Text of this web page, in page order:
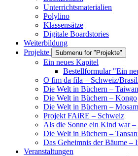
Unterrichtsmaterialien
Polylino
Klassensätze
Digitale Boardstories
Weiterbildung
Projekte
Submenu for "Projekte"
Ein neues Kapitel
Bestellformular "Ein
O fim da fila – Schweiz/
Die Welt in Büchern – Taiwan
Die Welt in Büchern – Kongo
Die Welt in Büchern –
Projekt FAiRE – Schweiz
Als die Sonne ein Kind war
Die Welt in Büchern –
Das Geheimnis der Bäume –
Veranstaltungen